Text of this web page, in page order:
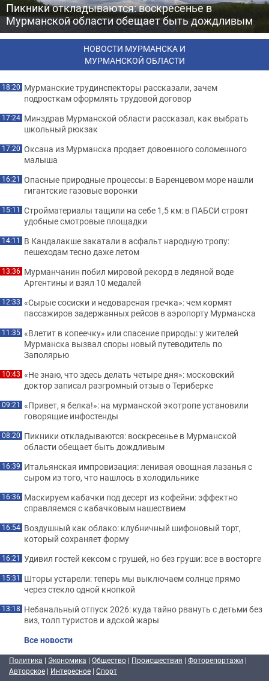
Пикники откладываются: воскресенье в
Мурманской области обещает быть дождливым
НОВОСТИ МУРМАНСКА И
МУРМАНСКОЙ ОБЛАСТИ
18:20 Мурманские трудинспекторы рассказали, зачем
подросткам оформлять трудовой договор
17:24 Минздрав Мурманской области рассказал, как выбрать
школьный рюкзак
17:20 Оксана из Мурманска продает довоенного соломенного
малыша
16:21 Опасные природные процессы: в Баренцевом море нашли
гигантские газовые воронки
15:11 Стройматериалы тащили на себе 1,5 км: в ПАБСИ строят
удобные смотровые площадки
14:11 В Кандалакше закатали в асфальт народную тропу:
пешеходам тесно даже летом
13:36 Мурманчанин побил мировой рекорд в ледяной воде
Аргентины и взял 10 медалей
12:33 «Сырые сосиски и недовареная гречка»: чем кормят
пассажиров задержанных рейсов в аэропорту Мурманска
11:35 «Влетит в копеечку» или спасение природы: у жителей
Мурманска вызвал споры новый путеводитель по
Заполярью
10:43 «Не знаю, что здесь делать четыре дня»: московский
доктор записал разгромный отзыв о Териберке
09:21 «Привет, я белка!»: на мурманской экотропе установили
говорящие инфостенды
08:20 Пикники откладываются: воскресенье в Мурманской
области обещает быть дождливым
16:39 Итальянская импровизация: ленивая овощная лазанья с
сыром из того, что нашлось в холодильнике
16:36 Маскируем кабачки под десерт из кофейни: эффектно
справляемся с кабачковым нашествием
16:54 Воздушный как облако: клубничный шифоновый торт,
который сохраняет форму
16:21 Удивил гостей кексом с грушей, но без груши: все в восторге
15:31 Шторы устарели: теперь мы выключаем солнце прямо
через стекло одной кнопкой
13:18 Небанальный отпуск 2026: куда тайно рвануть с детьми без
виз, толп туристов и адской жары
Все новости
Политика | Экономика | Общество | Происшествия | Фоторепортажи |
Авторское | Интересное | Спорт